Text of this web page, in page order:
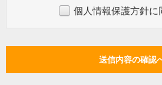
個人情報保護方針に